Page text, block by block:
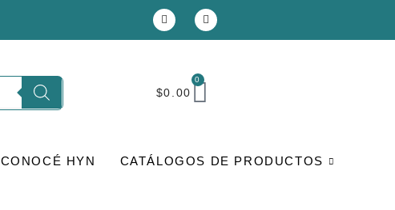
$0.00
0
CONOCÉ HYN CATÁLOGOS DE PRODUCTOS